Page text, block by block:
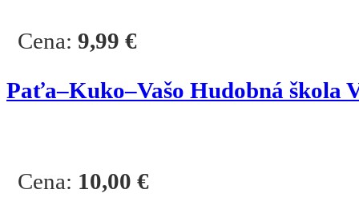
Cena: 9,99 €
Paťa–Kuko–Vašo Hudobná škola
Cena: 10,00 €